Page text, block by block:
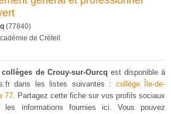
(77840)
de Créteil
collèges de Crouy-sur-Ourcq est disponible à
dans les listes suivantes : collège Île-de-
77. Partagez cette fiche sur vos profils sociaux
informations fournies ici. Vous pouvez